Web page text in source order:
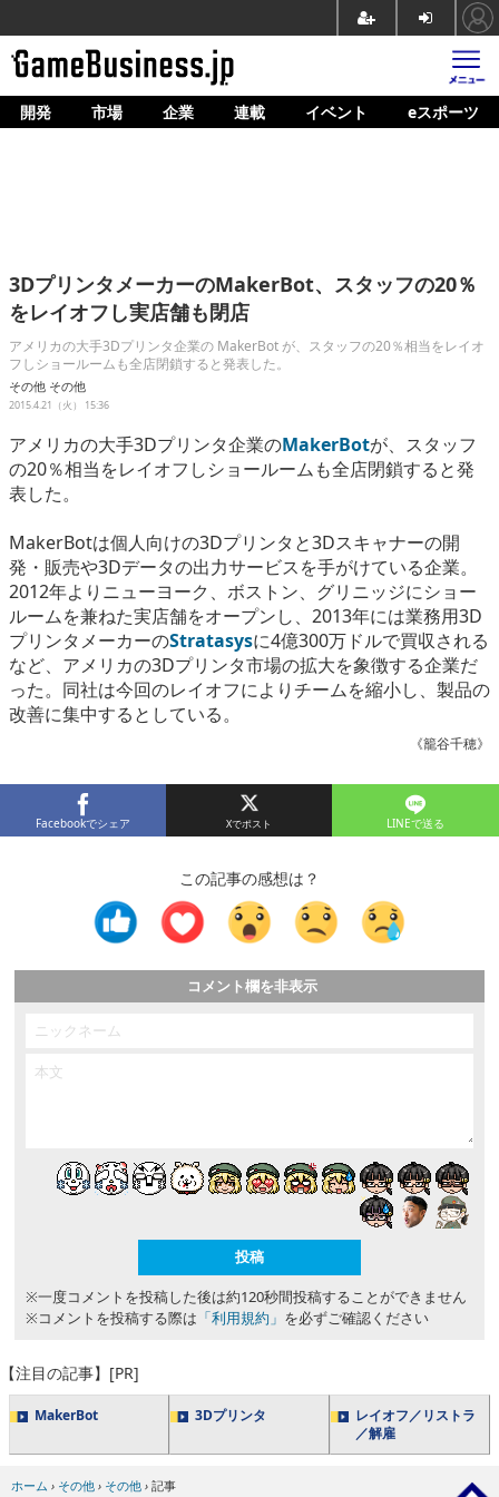
ホーム
企業動向
人材育成
産業政策
イベント/セミナー
開発 市場 企業 連載 イベント eスポーツ
3DプリンタメーカーのMakerBot、スタッフの20％
をレイオフし実店舗も閉店
アメリカの大手3Dプリンタ企業の MakerBot が、スタッフの20％相当をレイオ
フしショールームも全店閉鎖すると発表した。
その他 その他
2015.4.21（火） 15:36
アメリカの大手3Dプリンタ企業のMakerBotが、スタッフ
の20％相当をレイオフしショールームも全店閉鎖すると発
表した。
MakerBotは個人向けの3Dプリンタと3Dスキャナーの開
発・販売や3Dデータの出力サービスを手がけている企業。
2012年よりニューヨーク、ボストン、グリニッジにショー
ルームを兼ねた実店舗をオープンし、2013年には業務用3D
プリンタメーカーのStratasysに4億300万ドルで買収される
など、アメリカの3Dプリンタ市場の拡大を象徴する企業だ
った。同社は今回のレイオフによりチームを縮小し、製品の
改善に集中するとしている。
《籠谷千穂》
Facebookでシェア LINEで送る
この記事の感想は？
コメント欄を非表示
※一度コメントを投稿した後は約120秒間投稿することができません
※コメントを投稿する際は 「利用規約」 を必ずご確認ください
【注目の記事】[PR]
MakerBot 3Dプリンタ
レイオフ／リストラ
／解雇
ホーム › その他 › その他 › 記事